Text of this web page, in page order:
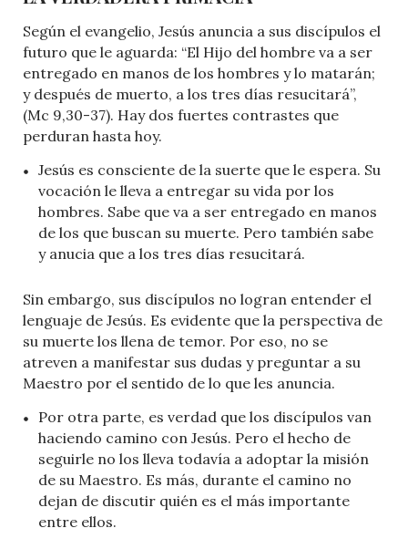
Según el evangelio, Jesús anuncia a sus discípulos el
futuro que le aguarda: “El Hijo del hombre va a ser
entregado en manos de los hombres y lo matarán;
y después de muerto, a los tres días resucitará”,
(Mc 9,30-37). Hay dos fuertes contrastes que
perduran hasta hoy.
Jesús es consciente de la suerte que le espera. Su
vocación le lleva a entregar su vida por los
hombres. Sabe que va a ser entregado en manos
de los que buscan su muerte. Pero también sabe
y anucia que a los tres días resucitará.
Sin embargo, sus discípulos no logran entender el
lenguaje de Jesús. Es evidente que la perspectiva de
su muerte los llena de temor. Por eso, no se
atreven a manifestar sus dudas y preguntar a su
Maestro por el sentido de lo que les anuncia.
Por otra parte, es verdad que los discípulos van
haciendo camino con Jesús. Pero el hecho de
seguirle no los lleva todavía a adoptar la misión
de su Maestro. Es más, durante el camino no
dejan de discutir quién es el más importante
entre ellos.